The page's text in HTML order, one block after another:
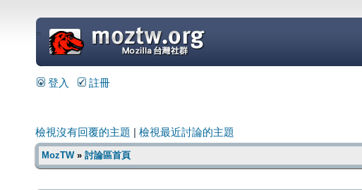
=
登入 註冊
檢視沒有回覆的主題 檢視最近討論的主題
MozTW» 討論區首頁